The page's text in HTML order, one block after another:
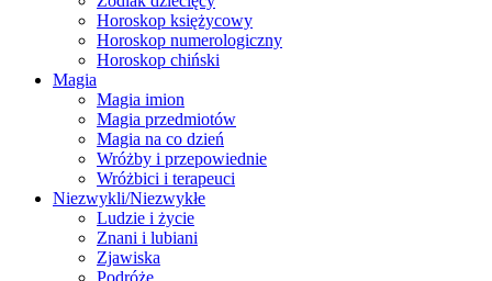
Horoskop księżycowy
Horoskop numerologiczny
Horoskop chiński
Magia
Magia imion
Magia przedmiotów
Magia na co dzień
Wróżby i przepowiednie
Wróżbici i terapeuci
Niezwykli/Niezwykłe
Ludzie i życie
Znani i lubiani
Zjawiska
Podróże